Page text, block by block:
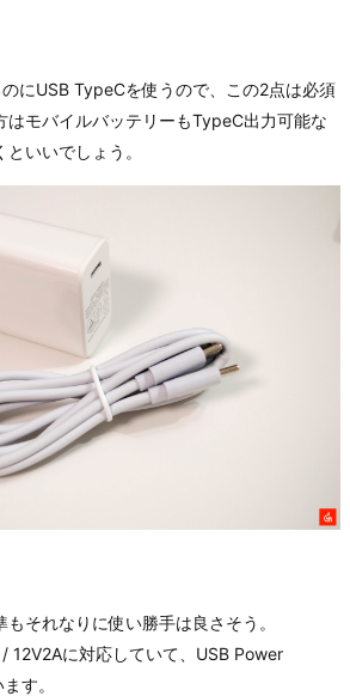
にUSB TypeCを使うので、この2点は必須
はモバイルバッテリーもTypeC出力可能な
いいでしょう。
それなりに使い勝手は良さそう。
12V2Aに対応していて、USB Power
す。